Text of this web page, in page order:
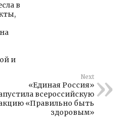
в
и
Next
«Единая Россия»
всероссийскую
«Правильно быть
здоровым»